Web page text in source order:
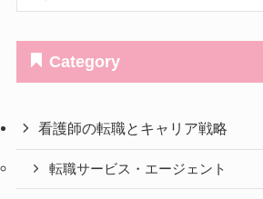
Category
看護師の転職とキャリア戦略
転職サービス・エージェント